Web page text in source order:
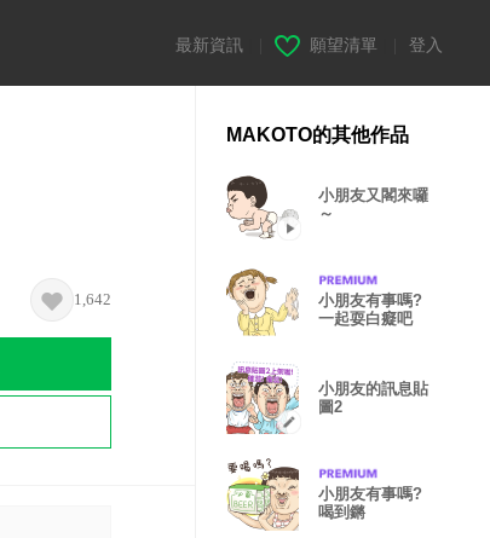
最新資訊 願望清單 登入
1,642
MAKOTO的其他作品
小朋友又閣來囉
～
小朋友有事嗎?
一起耍白癡吧
小朋友的訊息貼
圖2
小朋友有事嗎?
喝到鏘